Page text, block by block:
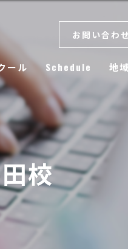
お問い合わ
ール Schedule 地
校